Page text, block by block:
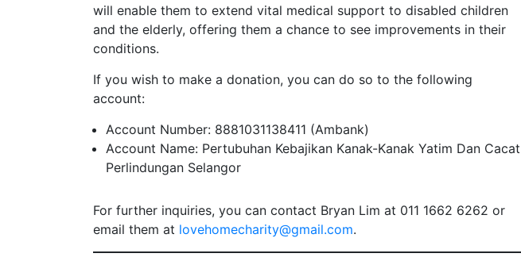
will enable them to extend vital medical support to disabled children
and the elderly, offering them a chance to see improvements in their
conditions.
If you wish to make a donation, you can do so to the following
account:
Account Number: 8881031138411 (Ambank)
Account Name: Pertubuhan Kebajikan Kanak-Kanak Yatim Dan Cacat
Perlindungan Selangor
For further inquiries, you can contact Bryan Lim at 011 1662 6262 or
email them at lovehomecharity@gmail.com.